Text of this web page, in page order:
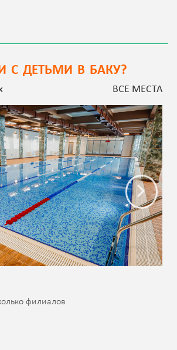
С ДЕТЬМИ В БАКУ?
ВСЕ МЕСТА
филиалов